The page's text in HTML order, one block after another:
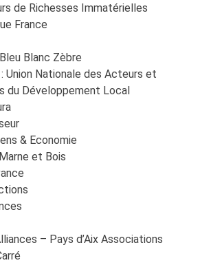
de Richesses Immatérielles
France
Blanc Zèbre
: Union Nationale des Acteurs et
du Développement Local
& Economie
et Bois
– Pays d’Aix Associations